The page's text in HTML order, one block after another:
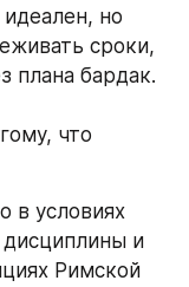
но
сроки,
плана бардак.
что
в условиях
дисциплины и
Римской